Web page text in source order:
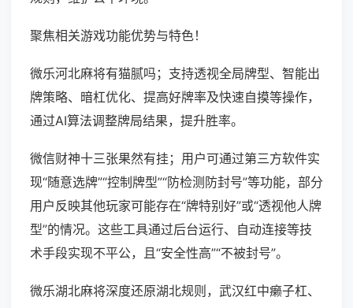
聚焦相关游戏功能优势与特色！
微乐河北麻将有猫腻吗；支持透视全局牌型、智能出
牌策略、暗杠优化、提高好牌率及快速自摸等操作，
通过AI算法调整牌局结果，提升胜率。
微信财神十三张果然有挂；用户可通过第三方软件实
现“随意选牌”“控制牌型”“防检测防封号”等功能，部分
用户反映其他玩家可能存在“牌特别好”或“透视他人牌
型”的情况。这些工具通过后台运行、自动连接等技
术手段实现不平公，且“安全性高”“不被封号”。
微乐湖北麻将深度还原湖北规则，武汉红中癞子杠、